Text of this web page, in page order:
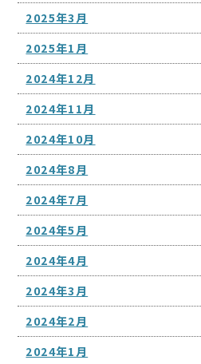
2025年3月
2025年1月
2024年12月
2024年11月
2024年10月
2024年8月
2024年7月
2024年5月
2024年4月
2024年3月
2024年2月
2024年1月